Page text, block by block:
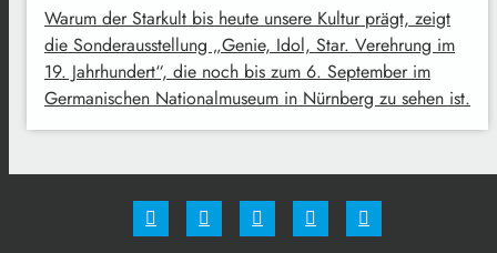
Warum der Starkult bis heute unsere Kultur prägt, zeigt
die Sonderausstellung „Genie, Idol, Star. Verehrung im
19. Jahrhundert“, die noch bis zum 6. September im
Germanischen Nationalmuseum in Nürnberg zu sehen ist.